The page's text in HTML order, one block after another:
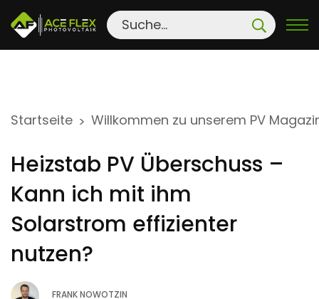
Startseite > Willkommen zu unserem PV
Heizstab PV Überschuss –
Kann ich mit ihm
Solarstrom effizienter
nutzen?
FRANK NOWOTZIN